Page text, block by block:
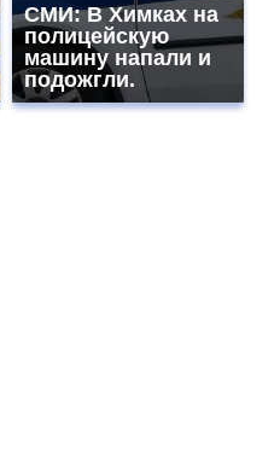
СМИ: В Химках на
полицейскую
машину напали и
подожгли.